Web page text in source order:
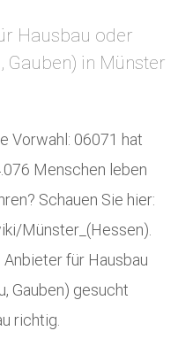
Hausbau oder
Gauben) in Münster
Vorwahl: 06071 hat
Menschen leben
Schauen Sie hier:
Münster_(Hessen).
für Hausbau
Gauben) gesucht
richtig.